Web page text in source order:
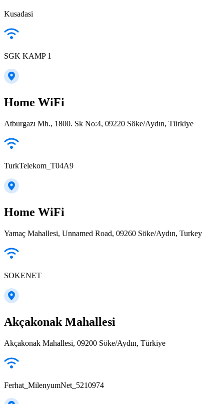
Kusadasi
SGK KAMP 1
Home WiFi
Atburgazı Mh., 1800. Sk No:4, 09220 Söke/Aydın, Türkiye
TurkTelekom_T04A9
Home WiFi
Yamaç Mahallesi, Unnamed Road, 09260 Söke/Aydın, Turkey
SOKENET
Akçakonak Mahallesi
Akçakonak Mahallesi, 09200 Söke/Aydın, Türkiye
Ferhat_MilenyumNet_5210974